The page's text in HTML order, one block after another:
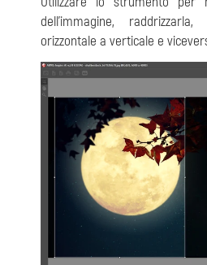
dell'immagine,
orizzontale a verticale e